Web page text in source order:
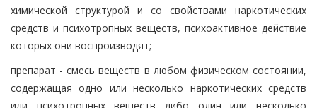
химической структурой и со свойствами наркотических
средств и психотропных веществ, психоактивное действие
которых они воспроизводят;
препарат - смесь веществ в любом физическом состоянии,
содержащая одно или несколько наркотических средств